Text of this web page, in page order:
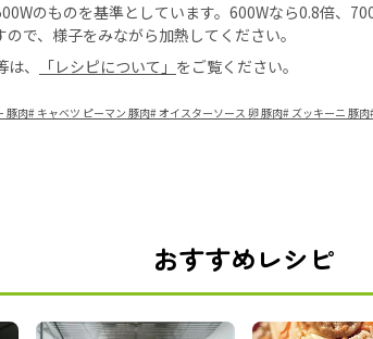
のものを基準としています。600Wなら0.8倍、
で、様子をみながら加熱してください。
、
「レシピについて」 をご覧ください。
豚肉# キャベツ ピーマン 豚肉#オイスターソース 卵 豚肉# ズッキーニ 豚肉
おすすめレシピ